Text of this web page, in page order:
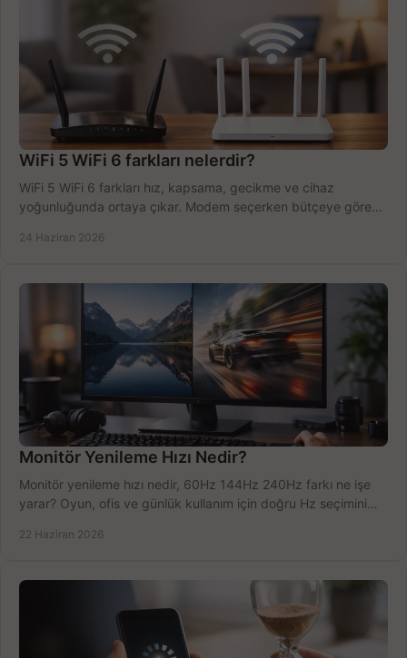
WiFi 5 WiFi 6 farkları nelerdir?
WiFi 5 WiFi 6 farkları hız, kapsama, gecikme ve cihaz
yoğunluğunda ortaya çıkar. Modem seçerken bütçeye göre
24 Haziran 2026
Monitör Yenileme Hızı Nedir?
Monitör yenileme hızı nedir, 60Hz 144Hz 240Hz farkı ne işe
yarar? Oyun, ofis ve günlük kullanım için doğru Hz seçimini
22 Haziran 2026